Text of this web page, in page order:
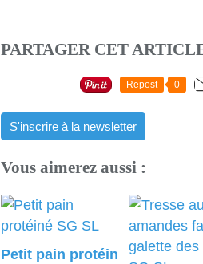
PARTAGER CET
Repost 0
S'inscrire à la newsletter
Vous aimerez aussi :
Petit pain protéin